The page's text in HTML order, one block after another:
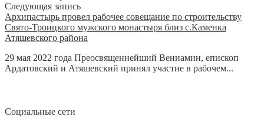
Следующая запись
Архипастырь провел рабочее совещание по строительству
Свято-Троицкого мужского монастыря близ с.Каменка
Атяшевского района
29 мая 2022 года Преосвященнейший Вениамин, епископ
Ардатовский и Атяшевский принял участие в рабочем...
Социальные сети